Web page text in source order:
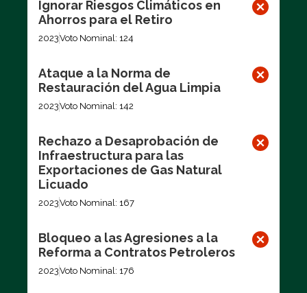
Ignorar Riesgos Climáticos en
Ahorros para el Retiro
2023Voto Nominal: 124
Ataque a la Norma de
Restauración del Agua Limpia
2023Voto Nominal: 142
Rechazo a Desaprobación de
Infraestructura para las
Exportaciones de Gas Natural
Licuado
2023Voto Nominal: 167
Bloqueo a las Agresiones a la
Reforma a Contratos Petroleros
2023Voto Nominal: 176